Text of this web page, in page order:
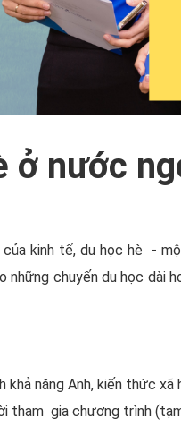
ở nước
kinh tế, du học hè -
chuyến du học
năng Anh, kiến thức
tham gia chương trình